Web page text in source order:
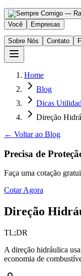
Você Empresas
Sobre Nós Contato
Home
Blog
Dicas
Direção
← Voltar ao Blog
Precisa de
Faça uma cotação
Cotar Agora
Direção
TL;DR
A direção hidráulica
economia de